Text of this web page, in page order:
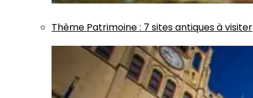
Thème Patrimoine: 7 sites antiques à visiter